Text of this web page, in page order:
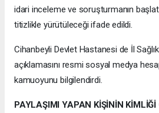
idari inceleme ve soruşturmanın
titizlikle yürütüleceği ifade edildi.
Cihanbeyli Devlet Hastanesi de İl
açıklamasını resmi sosyal medya
kamuoyunu bilgilendirdi.
PAYLAŞIMI YAPAN KİŞİNİN